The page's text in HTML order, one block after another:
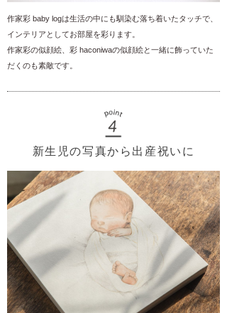
作家彩 baby logは生活の中にも馴染む落ち着いたタッチで、
インテリアとしてお部屋を彩ります。
作家彩の似顔絵、彩 haconiwaの似顔絵と一緒に飾っていた
だくのも素敵です。
新生児の写真から出産祝いに